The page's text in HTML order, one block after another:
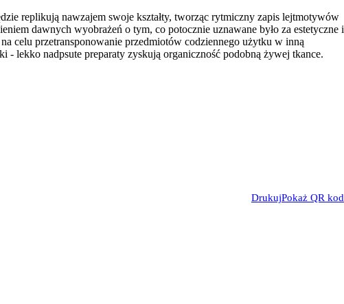
replikują nawzajem swoje kształty, tworząc rytmiczny zapis lejtmotywów
dawnych wyobrażeń o tym, co potocznie uznawane było za estetyczne i
celu przetransponowanie przedmiotów codziennego użytku w inną
lekko nadpsute preparaty zyskują organiczność podobną żywej tkance.
DrukujPokaż QR kod